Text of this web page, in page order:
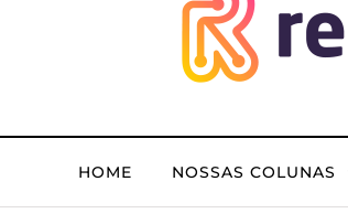
HOME NOSSAS COLUNAS